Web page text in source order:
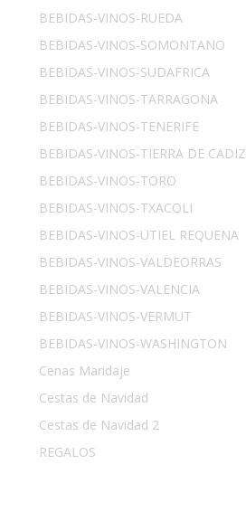
BEBIDAS-VINOS-RUEDA
BEBIDAS-VINOS-SOMONTANO
BEBIDAS-VINOS-SUDAFRICA
BEBIDAS-VINOS-TARRAGONA
BEBIDAS-VINOS-TENERIFE
BEBIDAS-VINOS-TIERRA DE CADIZ
BEBIDAS-VINOS-TORO
BEBIDAS-VINOS-TXACOLI
BEBIDAS-VINOS-UTIEL REQUENA
BEBIDAS-VINOS-VALDEORRAS
BEBIDAS-VINOS-VALENCIA
BEBIDAS-VINOS-VERMUT
BEBIDAS-VINOS-WASHINGTON
Cenas Maridaje
Cestas de Navidad
Cestas de Navidad 2
REGALOS